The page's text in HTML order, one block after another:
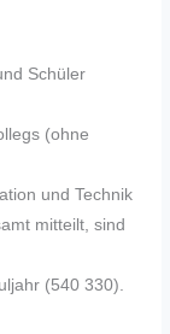
Schüler
(ohne
und Technik
mitteilt, sind
(540 330).